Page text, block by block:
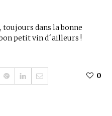
toujours dans la bonne
petit vin d´ailleurs !
0